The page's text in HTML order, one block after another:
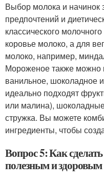
Выбор молока и начинок
предпочтений и
классического
коровье молоко, а для
молоко, например,
Мороженое также можно
ванильное, шоколадное
идеально подходят
или малина),
стружка. Вы можете
ингредиенты, чтобы
Вопрос 5: Как
полезным и здоровым